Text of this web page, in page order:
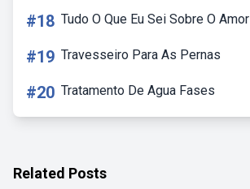
#18 Tudo O Que Eu Sei Sobre O Amor
#19 Travesseiro Para As Pernas
#20 Tratamento De Agua Fases
Related Posts